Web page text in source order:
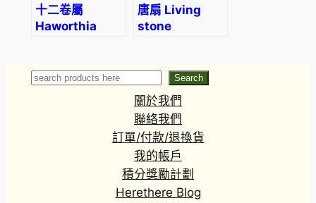
十二卷屬
Haworthia
唐扇 Living
stone
(3-4cm)
Search Search
關於我們
聯絡我們
訂單/付款/退換貨
我的帳戶
積分獎勵計劃
Herethere Blog